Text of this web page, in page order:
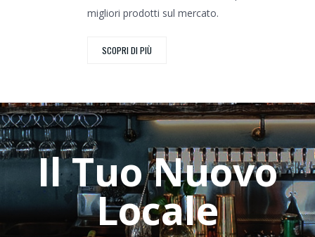
migliori prodotti sul mercato.
SCOPRI DI PIÙ
Il Tuo Nuovo
Locale